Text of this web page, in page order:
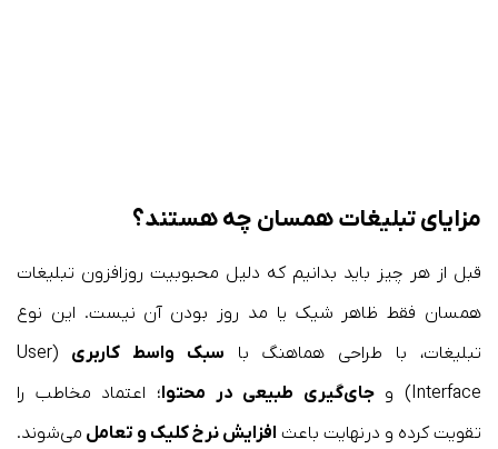
مزایای تبلیغات همسان چه هستند؟
قبل از هر چیز باید بدانیم که دلیل محبوبیت روزافزون تبلیغات
همسان فقط ظاهر شیک یا مد روز بودن آن نیست. این نوع
تبلیغات، با طراحی هماهنگ با سبک واسط کاربری
(User
Interface) و
جای‌گیری طبیعی در محتوا؛ اعتماد مخاطب را
تقویت کرده و درنهایت باعث افزایش نرخ کلیک و تعامل می‌شوند.